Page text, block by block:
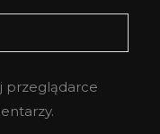
przeglądarce